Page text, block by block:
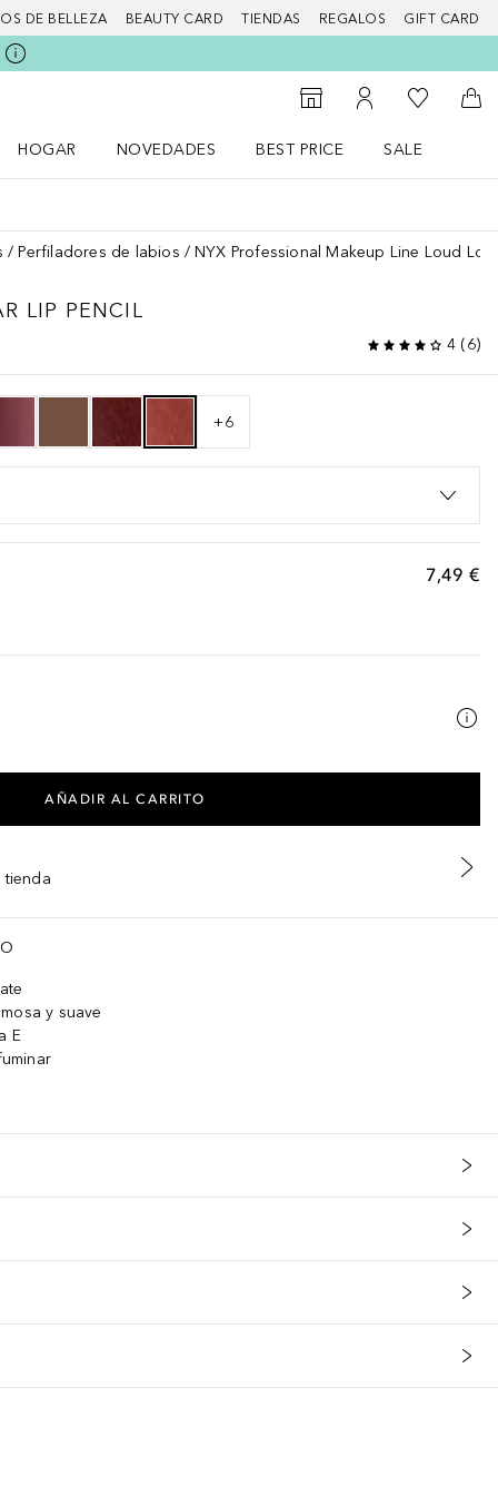
DE BELLEZA BEAUTY CARD TIENDAS REGALOS GIFT CARD
Al Storefinder
Mi cuenta
Mi lista de
A
HOGAR
NOVEDADES
BEST PRICE
SALE
Perfiladores de labios NYX Professional Makeup Line Loud
LIP PENCIL
4 (6)
+6
7,49 €
AÑADIR AL CARRITO
tienda
y suave
E